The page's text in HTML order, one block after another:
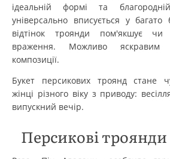
ідеальній формі та
універсально вписується у багато
відтінок троянди пом'якшує чи
враження. Можливо яскравим
композиції.
Букет персикових троянд стане
жінці різного віку з приводу:
випускний вечір.
Персикові троянди